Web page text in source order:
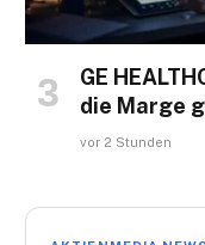
GE
die Marge
vor 2 Stunden